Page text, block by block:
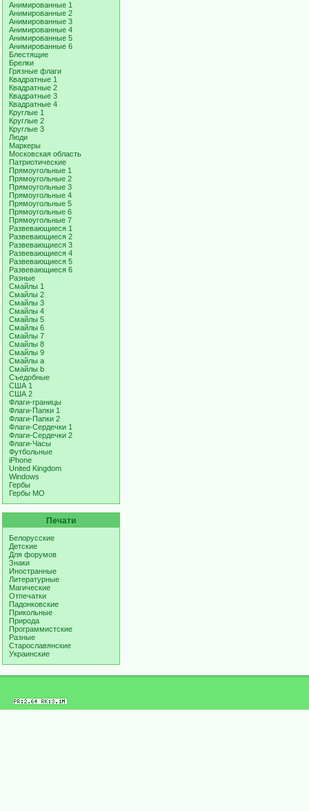
Анимированные 1
Анимированные 2
Анимированные 3
Анимированные 4
Анимированные 5
Анимированные 6
Блестящие
Брелки
Грязные флаги
Квадратные 1
Квадратные 2
Квадратные 3
Квадратные 4
Круглые 1
Круглые 2
Круглые 3
Люди
Маркеры
Московская область
Патриотические
Прямоугольные 1
Прямоугольные 2
Прямоугольные 3
Прямоугольные 4
Прямоугольные 5
Прямоугольные 6
Прямоугольные 7
Развевающиеся 1
Развевающиеся 2
Развевающиеся 3
Развевающиеся 4
Развевающиеся 5
Развевающиеся 6
Разные
Смайлы 1
Смайлы 2
Смайлы 3
Смайлы 4
Смайлы 5
Смайлы 6
Смайлы 7
Смайлы 8
Смайлы 9
Смайлы a
Смайлы b
Съедобные
США 1
США 2
Флаги-границы
Флаги-Папки 1
Флаги-Папки 2
Флаги-Сердечки 1
Флаги-Сердечки 2
Флаги-Часы
Футбольные
iPhone
United Kingdom
Windows
Гербы
Гербы МО
Печати
Белорусские
Детские
Для форумов
Знаки
Иностранные
Литературные
Магические
Отпечатки
Падонковские
Прикольные
Природа
Программистские
Разные
Старославянские
Украинские